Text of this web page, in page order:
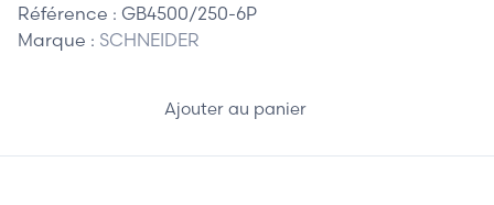
Référence : GB4500/250-6P
Marque : SCHNEIDER
Ajouter au panier